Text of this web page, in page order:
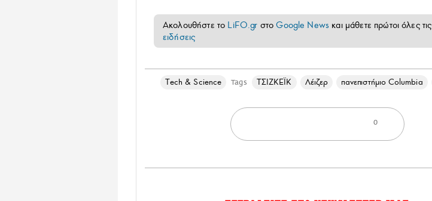
Ακολουθήστε το LiFO.gr στοGoogle News και μάθετε πρώτοι όλες τις
ειδήσεις
Τech & Science Tags ΤΣΙΖΚΕΪΚ Λέιζερ πανεπιστήμιο Columbia
0